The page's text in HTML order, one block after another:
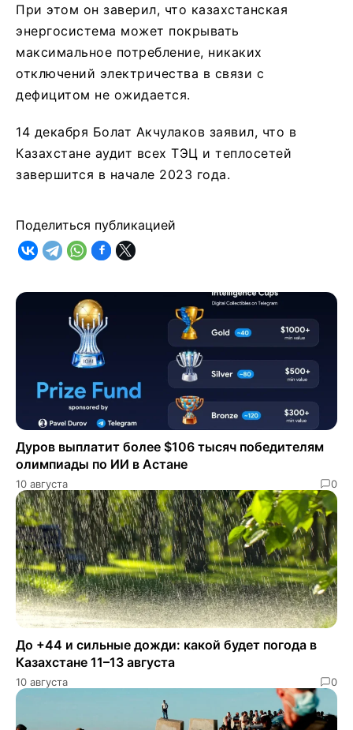
При этом он заверил, что казахстанская
энергосистема может покрывать
максимальное потребление, никаких
отключений электричества в связи с
дефицитом не ожидается.
14 декабря Болат Акчулаков заявил, что в
Казахстане аудит всех ТЭЦ и теплосетей
завершится в начале 2023 года.
Поделиться публикацией
Дуров выплатит более $106 тысяч победителям
олимпиады по ИИ в Астане
10 августа 0
До +44 и сильные дожди: какой будет погода в
Казахстане 11–13 августа
10 августа 0